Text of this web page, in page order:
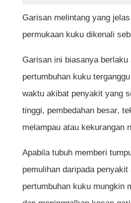
Garisan melintang yang
permukaan kuku dikenali
Garisan ini biasanya berlaku
pertumbuhan kuku
waktu akibat penyakit yang
tinggi, pembedahan besar,
melampau atau kekurangan
Apabila tubuh memberi
pemulihan daripada
pertumbuhan kuku mungkin